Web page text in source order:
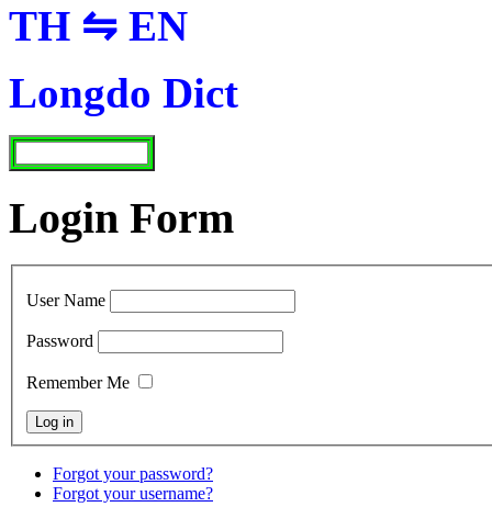
TH ⇋ EN
Longdo Dict
Login Form
User Name
Password
Remember Me
Forgot your password?
Forgot your username?